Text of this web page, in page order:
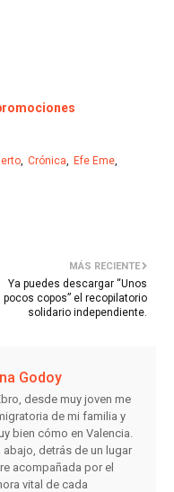
Crónica
Efe Eme
MÁS RECIENTE
Ya puedes descargar “Unos
pocos copos” el recopilatorio
solidario independiente.
Godoy
desde muy joven me
de mi familia y
bien cómo en Valencia.
detrás de un lugar
acompañada por el
vital de cada